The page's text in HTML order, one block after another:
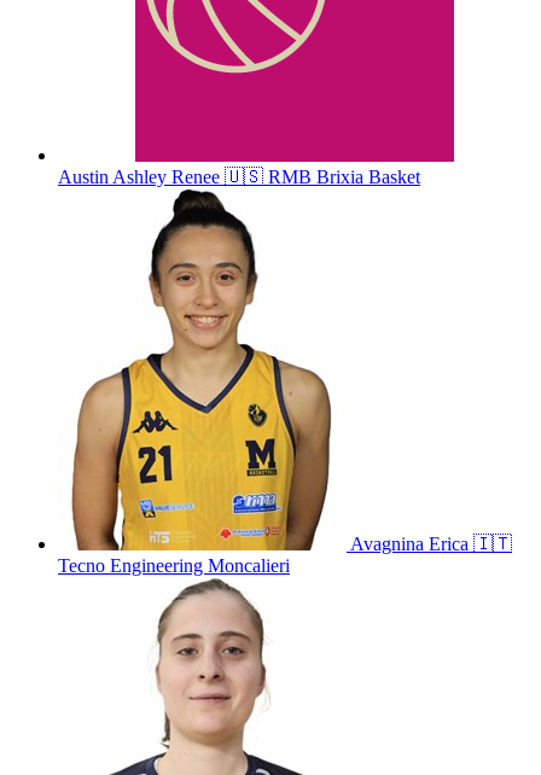
AustinAshley Renee 🇺🇸 RMB Brixia Basket
Avagnina Erica 🇮🇹
Tecno Engineering Moncalieri